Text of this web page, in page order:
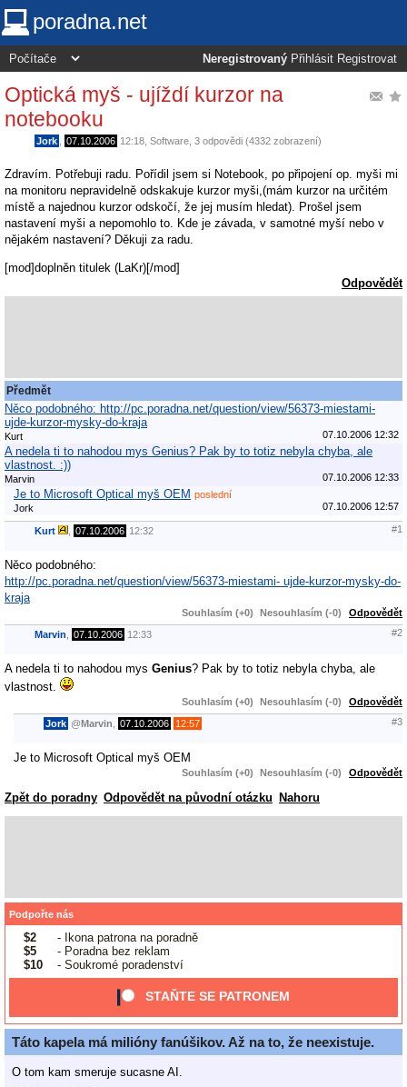
poradna.net
Neregistrovaný Přihlásit Registrovat
Optická myš - ujíždí kurzor na
notebooku
Jork 07.10.2006 12:18 Software , 3 odpovědi (4332 zobrazení)
Zdravím. Potřebuji radu. Pořídil jsem si Notebook, po připojení op. myši mi
na monitoru nepravidelně odskakuje kurzor myši,(mám kurzor na určitém
místě a najednou kurzor odskočí, že jej musím hledat). Prošel jsem
nastavení myši a nepomohlo to. Kde je závada, v samotné myší nebo v
nějakém nastavení? Děkuji za radu.
[mod]doplněn titulek (LaKr)[/mod]
Odpovědět
Předmět
Něco podobného: http://pc.poradna.net/question/view/56373-miestami-
ujde-kurzor-mysky-do-kraja
Kurt 07.10.2006 12:32
A nedela ti to nahodou mys Genius? Pak by to totiz nebyla chyba, ale
vlastnost. :))
Marvin 07.10.2006 12:33
Je to Microsoft Optical myš OEM poslední
Jork
07.10.2006 12:57
Kurt 07.10.2006 12:32 #1
Něco podobného:
http://pc.poradna.net/question/view/56373-miestami- ujde-kurzor-mysky-do-
kraja
Souhlasím (+0) Nesouhlasím (-0) Odpovědět
Marvin 07.10.2006 12:33 #2
A nedela ti to nahodou mys Genius? Pak by to totiz nebyla chyba, ale
vlastnost.
Souhlasím (+0) Nesouhlasím (-0) Odpovědět
Jork @Marvin 07.10.2006 12:57 #3
Je to Microsoft Optical myš OEM
Souhlasím (+0) Nesouhlasím (-0) Odpovědět
Zpět do poradny Odpovědět na původní otázku Nahoru
Podpořte nás
$2
- Ikona patrona na poradně
$5
- Poradna bez reklam
$10
- Soukromé poradenství
STAŇTE SE PATRONEM
Táto kapela má milióny fanúšikov. Až na to, že neexistuje.
O tom kam smeruje sucasne AI.